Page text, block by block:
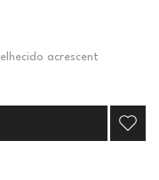
acrescent